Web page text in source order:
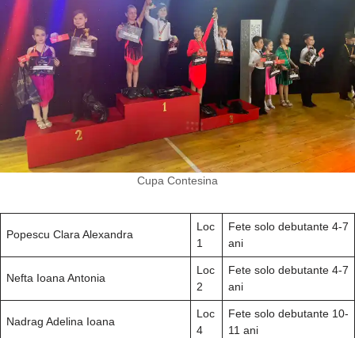
Cupa Contesina
Popescu Clara Alexandra
Loc
1
Fete solo debutante 4-7
ani
Nefta Ioana Antonia
Loc
2
Fete solo debutante 4-7
ani
Nadrag Adelina Ioana
Loc
4
Fete solo debutante 10-
11 ani